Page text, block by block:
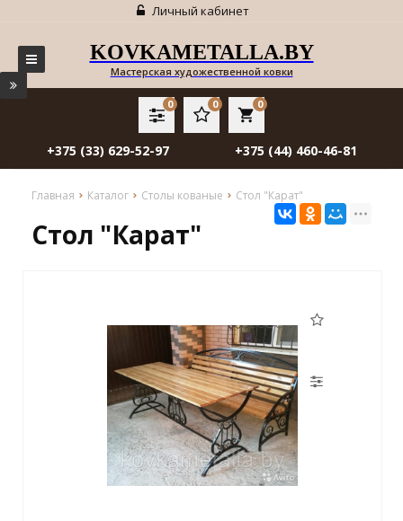
Личный кабинет
KOVKAMETALLA.BY
Мастерская художественной ковки
local_grocery_store
0
0
0
+375 (33) 629-52-97 +375 (44) 460-46-81
Главная Каталог Столы кованые Стол "Карат"
Стол "Карат"